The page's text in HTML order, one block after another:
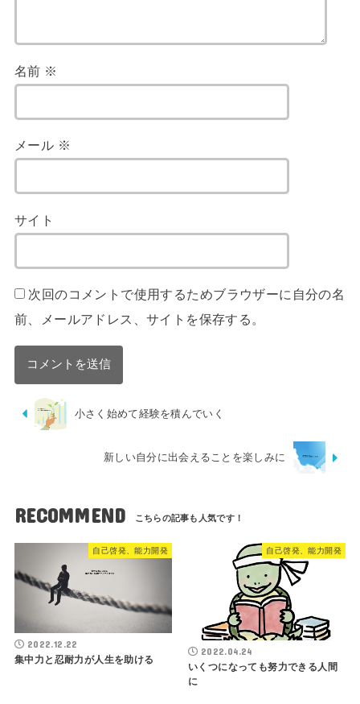
名前 ※
メール ※
サイト
次回のコメントで使用するためブラウザーに自分の名
前、メールアドレス、サイトを保存する。
小さく始めて経験を積んでいく
新しい自分に出会えることを楽しみに
RECOMMEND
自己啓発、能力開発
2022.12.22
集中力と忍耐力が人生を助ける
自己啓発、能力開発
2022.04.24
いくつになっても努力できる人間
に